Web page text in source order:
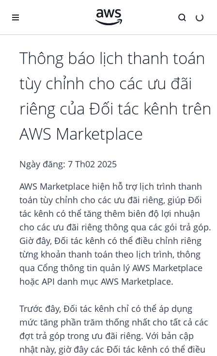
Thông báo lịch thanh toán
tùy chỉnh cho các ưu đãi
riêng của Đối tác kênh trên
AWS Marketplace
Ngày đăng: 7 Th02 2025
AWS Marketplace hiện hỗ trợ lịch trình thanh
toán tùy chỉnh cho các ưu đãi riêng, giúp Đối
tác kênh có thể tăng thêm biên độ lợi nhuận
cho các ưu đãi riêng thông qua các gói trả góp.
Giờ đây, Đối tác kênh có thể điều chỉnh riêng
từng khoản thanh toán theo lịch trình, thông
qua Cổng thông tin quản lý AWS Marketplace
hoặc API danh mục AWS Marketplace.
Trước đây, Đối tác kênh chỉ có thể áp dụng
mức tăng phần trăm thống nhất cho tất cả các
đợt trả góp trong ưu đãi riêng. Với bản cập
nhật này, giờ đây các Đối tác kênh có thể điều